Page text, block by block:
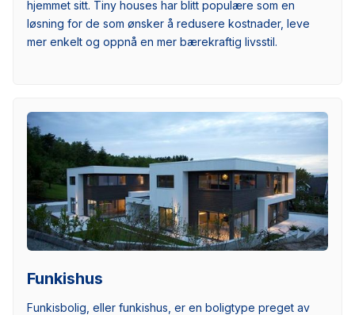
hjemmet sitt. Tiny houses har blitt populære som en
løsning for de som ønsker å redusere kostnader, leve
mer enkelt og oppnå en mer bærekraftig livsstil.
Funkishus
Funkisbolig, eller funkishus, er en boligtype preget av